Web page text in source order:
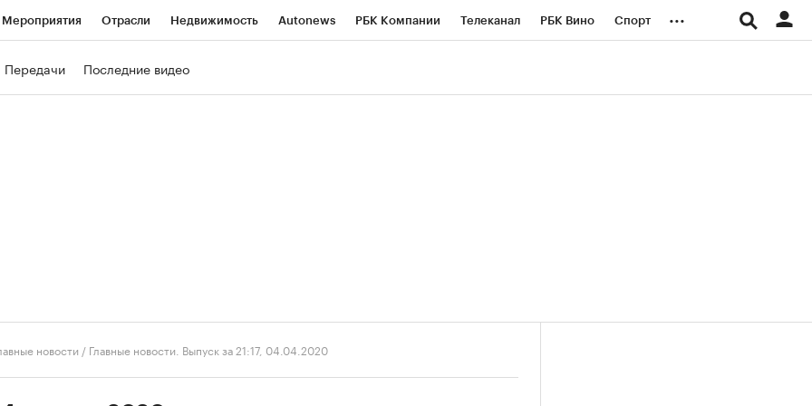
Мероприятия Отрасли Недвижимость Autonews РБК Компании Телеканал РБК Вино Спорт ...
Передачи Последние видео
новости / Главные новости. Выпуск за 21:17, 04.04.2020